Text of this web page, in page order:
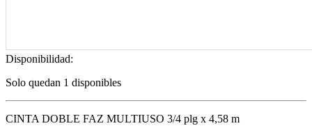
Disponibilidad:
Solo quedan 1 disponibles
CINTA DOBLE FAZ MULTIUSO 3/4 plg x 4,58 m